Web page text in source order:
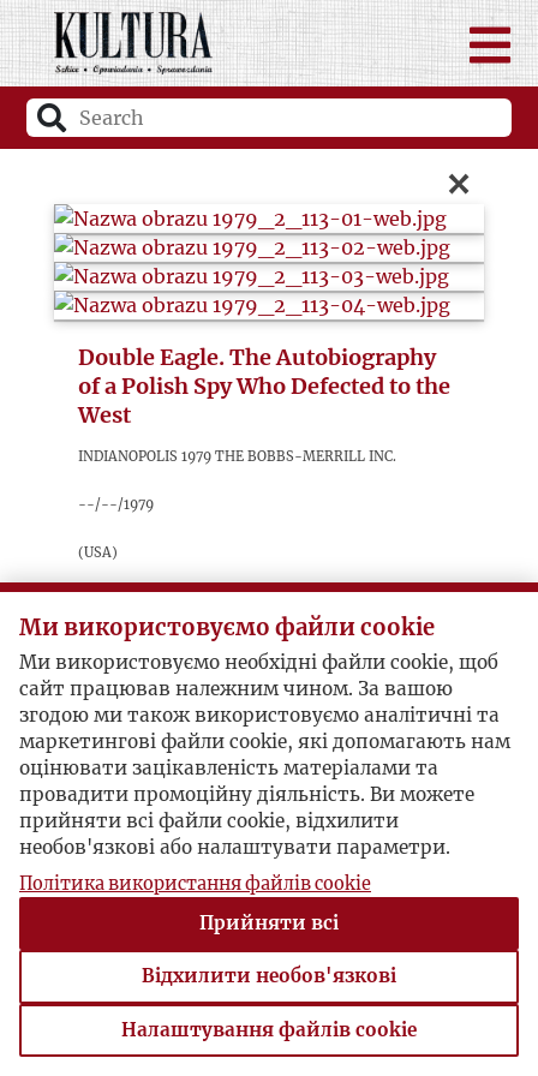
×
Double Eagle. The Autobiography
of a Polish Spy Who Defected to the
West
Indianopolis 1979 The Bobbs-Merrill Inc.
--/--/1979
(USA)
sygnatura: 1979_2_113
Na załączonych stronach: 12, 158, 172 małe
wzmianki o paryskiej „Kulturze”.
Ми використовуємо файли cookie
Ми використовуємо необхідні файли cookie, щоб
сайт працював належним чином. За вашою
згодою ми також використовуємо аналітичні та
маркетингові файли cookie, які допомагають нам
оцінювати зацікавленість матеріалами та
провадити промоційну діяльність. Ви можете
прийняти всі файли cookie, відхилити
необов'язкові або налаштувати параметри.
Політика використання файлів cookie
Прийняти всі
Відхилити необов'язкові
Налаштування файлів cookie
Налаштування файлів cookie